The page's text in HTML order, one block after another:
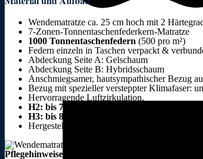
Wendematratze ca. 25 cm hoch mit 2
7-Zonen-Tonnentaschenfederkern-Matratze
1000 Tonnentaschenfedern (500 pro m²)
Federn einzeln in Taschen verpackt &
Abdeckung Seite A: Gelschaum
Abdeckung Seite B: Hybridsschaum
Anschmiegsamer, hautsympathischer Bezug
Bezug mit spezieller versteppter Klimafaser:
Hervorragende Luftzirkulation.
H2: bis 70 kg
H3: bis 85 Kg
Hergestellt in Deutschland
Pflegehinweise